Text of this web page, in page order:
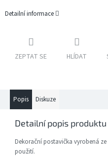
Detailní informace
ZEPTAT SE HLÍDAT
Popis Diskuze
Detailní popis produktu
Dekorační postavička vyrobená
použití.